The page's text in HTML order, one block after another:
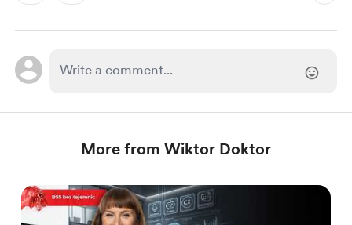
More from Wiktor Doktor